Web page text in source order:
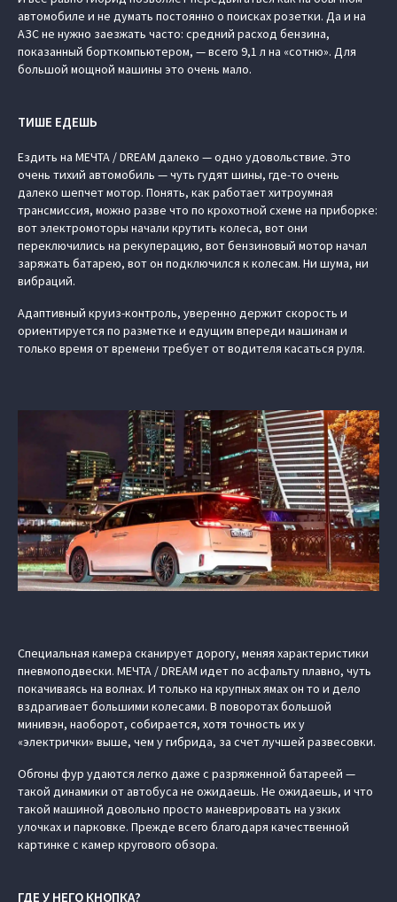
автомобиле и не думать постоянно о поисках розетки. Да и на
АЗС не нужно заезжать часто: средний расход бензина,
показанный борткомпьютером, — всего 9,1 л на «сотню». Для
большой мощной машины это очень мало.
ТИШЕ ЕДЕШЬ
Ездить на МЕЧТА / DREAM далеко — одно удовольствие. Это
очень тихий автомобиль — чуть гудят шины, где-то очень
далеко шепчет мотор. Понять, как работает хитроумная
трансмиссия, можно разве что по крохотной схеме на приборке:
вот электромоторы начали крутить колеса, вот они
переключились на рекуперацию, вот бензиновый мотор начал
заряжать батарею, вот он подключился к колесам. Ни шума, ни
вибраций.
Адаптивный круиз-контроль, уверенно держит скорость и
ориентируется по разметке и едущим впереди машинам и
только время от времени требует от водителя касаться руля.
Специальная камера сканирует дорогу, меняя характеристики
пневмоподвески. МЕЧТА / DREAM идет по асфальту плавно, чуть
покачиваясь на волнах. И только на крупных ямах он то и дело
вздрагивает большими колесами. В поворотах большой
минивэн, наоборот, собирается, хотя точность их у
«электрички» выше, чем у гибрида, за счет лучшей развесовки.
Обгоны фур удаются легко даже с разряженной батареей —
такой динамики от автобуса не ожидаешь. Не ожидаешь, и что
такой машиной довольно просто маневрировать на узких
улочках и парковке. Прежде всего благодаря качественной
картинке с камер кругового обзора.
ГДЕ У НЕГО КНОПКА?